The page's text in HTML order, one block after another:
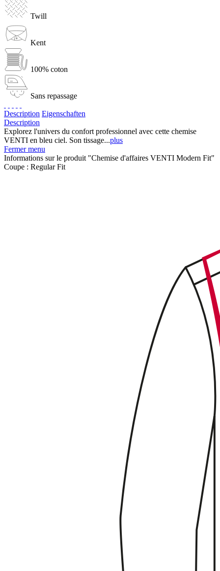
Twill
Kent
100% coton
Sans repassage
Description Eigenschaften
Description
Explorez l'univers du confort professionnel avec cette chemise
VENTI en bleu ciel. Son tissage...plus
Fermer menu
Informations sur le produit "Chemise d'affaires VENTI Modern Fit"
Coupe : Regular Fit